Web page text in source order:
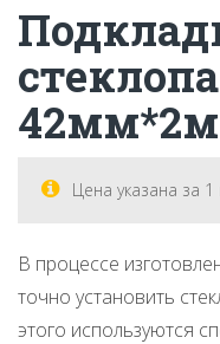
Цена указана за 1
В процессе
точно установить
этого используются